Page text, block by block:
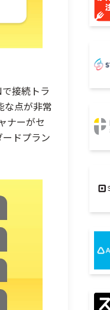
接続トラ
な点が非常
ナーがセ
ドプラン